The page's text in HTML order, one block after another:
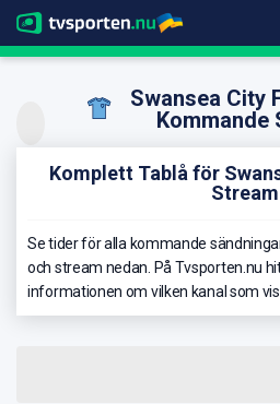
Swansea City
Kommande
Komplett Tablå för
Stream
Se tider för alla kommande
och stream nedan. På Tvsporten.nu
informationen om vilken kanal som